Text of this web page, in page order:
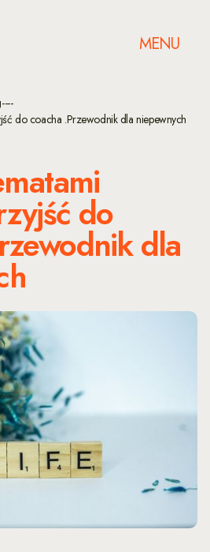
MENU
----
do coacha .Przewodnik dla niepewnych
do
dla